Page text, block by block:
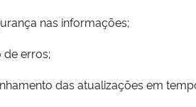
nas informações;
de erros;
das atualizações em